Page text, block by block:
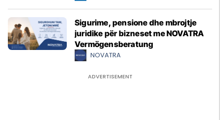
Sigurime, pensione dhe mbrojtje
juridike për bizneset me NOVATRA
Vermögensberatung
NOVATRA